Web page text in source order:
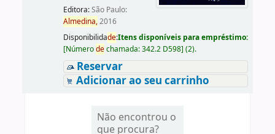
Editora:São Paulo:
Almedina,2016
Disponibilidade:Itens disponíveis para empréstimo:
[Númerodechamada:342.2 D598] (2).
Reservar
Adicionar ao seu carrinho
Não encontrou o
que procura?